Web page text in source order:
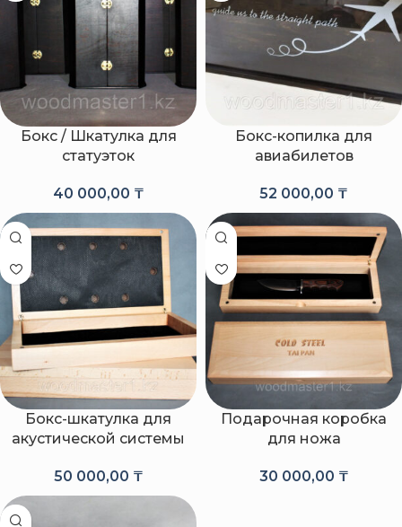
Бокс / Шкатулка для
статуэток
40 000,00 ₸
Бокс-копилка для
авиабилетов
52 000,00 ₸
Бокс-шкатулка для
акустической системы
50 000,00 ₸
Подарочная коробка
для ножа
30 000,00 ₸